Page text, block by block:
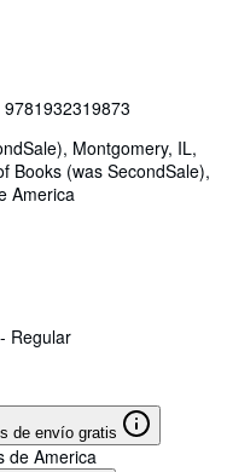
9781932319873
Montgomery, IL,
Books (was SecondSale),
America
Regular
de envío gratis
de America